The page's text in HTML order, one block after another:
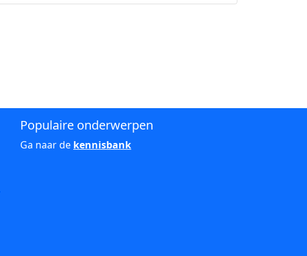
Populaire onderwerpen
Ga naar de kennisbank